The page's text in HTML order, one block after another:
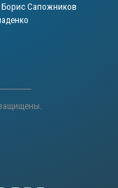
Сапожников